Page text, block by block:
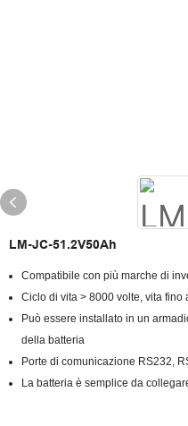
LM-JC-51.2V50Ah
Compatibile con più marche di
Ciclo di vita > 8000 volte, vita fino
Può essere installato in un
della batteria
Porte di comunicazione RS232,
La batteria è semplice da